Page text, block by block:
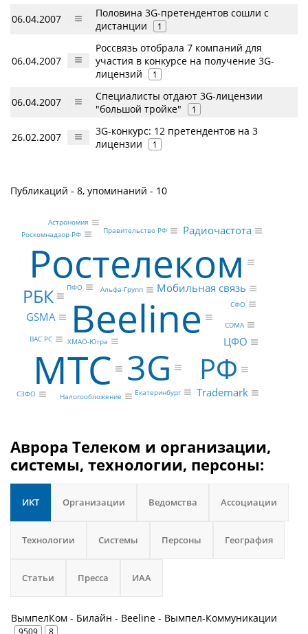
06.04.2007
Половина 3G-претендентов сошли с
дистанции
1
06.04.2007
Россвязь отобрала 7 компаний для
участия в конкурсе на получение 3G-
лицензий
1
06.04.2007
Специалисты отдают 3G-лицензии
"большой тройке"
1
26.02.2007
3G-конкурс: 12 претендентов на 3
лицензии
1
Публикаций - 8, упоминаний - 10
Beeline
Ростелеком
МТС 3G РФ
РБК
GSMA
Мобильная связь
Радиочастота
ЦФО
Trademark
Альфа-Групп
ВАС РС
Правительство РФ
Роскомнадзор РФ
CDMA
СФО
ХМАО-Югра
СЗФО Екатеринбург
ПФО
Налогообложение
Астрономия
Аврора Телеком и организации,
системы, технологии, персоны:
ИКТ Организации Ведомства Ассоциации
Технологии Системы Персоны География
Статьи Пресса ИАА
ВымпелКом - Билайн - Beeline - Вымпел-Коммуникации
9509 8